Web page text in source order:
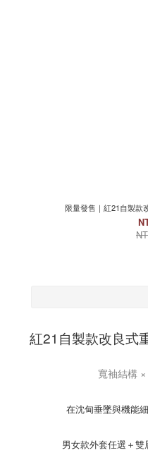
限量發售｜紅21自製款
紅21自製款改良式
寬袖結構 ×
在沈甸垂墜與機能
男女款外套任選＋